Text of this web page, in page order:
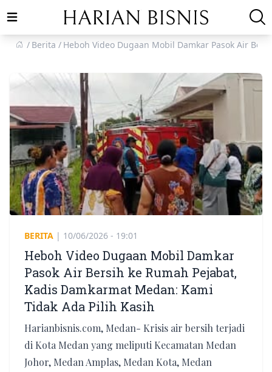
Open main menu
Berita
Heboh Video Dugaan Mobil Damkar Pasok Air
BERITA | 10/06/2026 - 19:01
Heboh Video Dugaan Mobil Damkar
Pasok Air Bersih ke Rumah Pejabat,
Kadis Damkarmat Medan: Kami
Tidak Ada Pilih Kasih
Harianbisnis.com, Medan- Krisis air bersih terjadi
di Kota Medan yang meliputi Kecamatan Medan
Johor, Medan Amplas, Medan Kota, Medan